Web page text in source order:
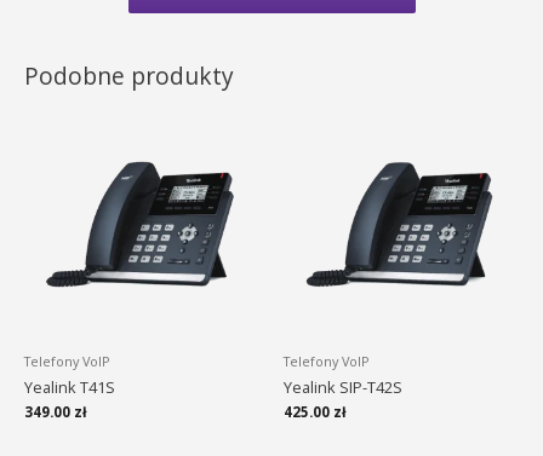
Podobne produkty
Telefony VoIP
Yealink T41S
349.00 zł
Telefony VoIP
Yealink SIP-T42S
425.00 zł